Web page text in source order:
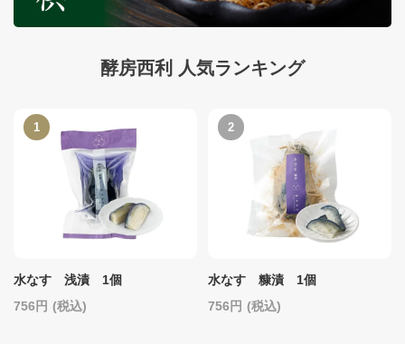
酵房西利 人気ランキング
水なす 浅漬 1個
756
(税込)
水なす 糠漬 1個
756
(税込)